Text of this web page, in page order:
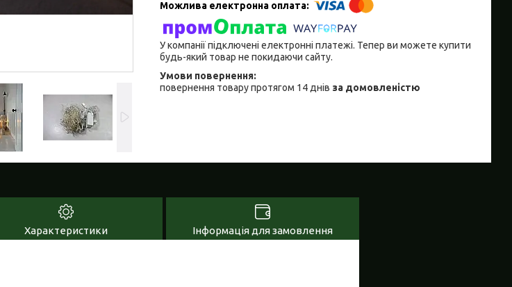
У компанії підключені електронні платежі. Тепер ви можете купити
будь-який товар не покидаючи сайту.
повернення товару протягом 14 днів за домовленістю
Характеристики Інформація для замовлення